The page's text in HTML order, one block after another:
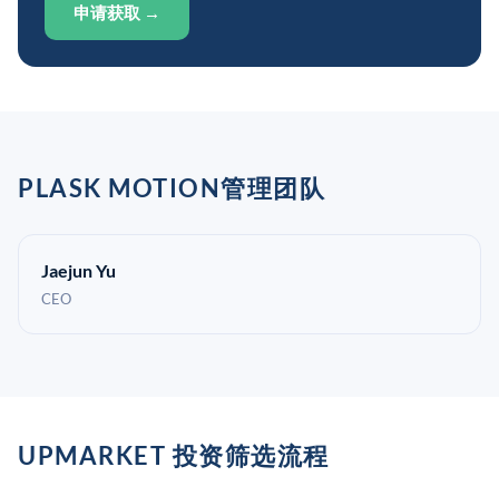
申请获取 →
PLASK MOTION管理团队
Jaejun Yu
CEO
UPMARKET 投资筛选流程